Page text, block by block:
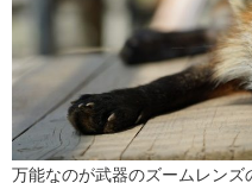
万能なのが武器のズームレン